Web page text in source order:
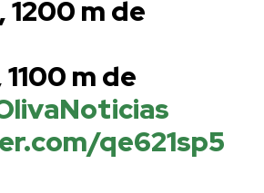
1200 m de
m de
qe621sp5